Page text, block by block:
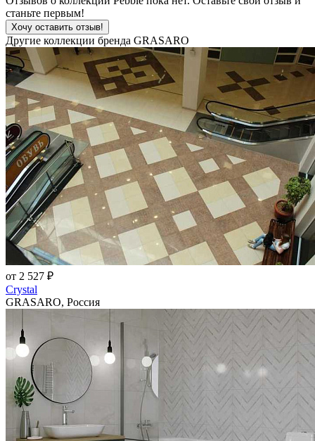
станьте первым!
Хочу оставить отзыв!
Другие коллекции бренда GRASARO
от 2 527 ₽
Crystal
GRASARO, Россия